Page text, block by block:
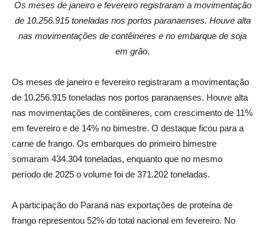
Os meses de janeiro e fevereiro registraram a movimentação
de 10.256.915 toneladas nos portos paranaenses. Houve alta
nas movimentações de contêineres e no embarque de soja
em grão.
Os meses de janeiro e fevereiro registraram a movimentação
de 10.256.915 toneladas nos portos paranaenses. Houve alta
nas movimentações de contêineres, com crescimento de 11%
em fevereiro e de 14% no bimestre. O destaque ficou para a
carne de frango. Os embarques do primeiro bimestre
somaram 434.304 toneladas, enquanto que no mesmo
período de 2025 o volume foi de 371.202 toneladas.
A participação do Paraná nas exportações de proteína de
frango representou 52% do total nacional em fevereiro. No